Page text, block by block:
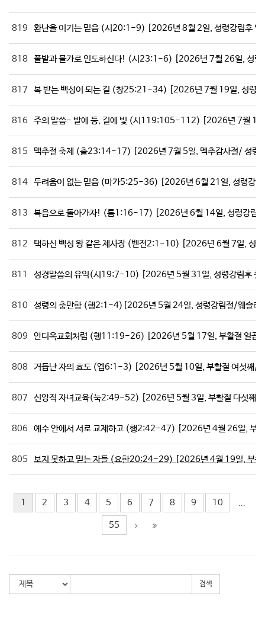
819 환난을 이기는 믿음 (시20:1-9) [2026년 8월 2일, 성령강림후 열
818 풀밭과 물가로 인도하신다! (시23:1-6) [2026년 7월 26일, 성령
817 복 받는 백성이 되는 길 (창25:21-34) [2026년 7월 19일, 성령강
816 주의 말씀- 발에 등, 길에 빛 (시119:105-112) [2026년 7월 12
815 맥추절 축제 (출23:14-17) [2026년 7월 5일, 멕추감사절/ 성령
814 두려움이 없는 믿음 (마가5:25-36) [2026년 6월 21일, 성령강림
813 복음으로 돌아가자! (롬1:16-17) [2026년 6월 14일, 성령강림
812 택하신 백성 왕 같은 제사장 (벧전2:1-10) [2026년 6월 7일, 성
811 성경말씀의 유익(시19:7-10) [2026년 5월 31일, 성령강림후 첫
810 성령의 충만함 (행2:1-4)[2026년 5월 24일, 성령강림절/웨슬리
809 안디옥교회처럼 (행11:19-26) [2026년 5월 17일, 부활절 일곱
808 거듭난 자의 효도 (엡6:1-3) [2026년 5월 10일, 부활절 여섯째/
807 신앙적 자녀교육(눅2:49-52) [2026년 5월 3일, 부활절 다섯째/
806 예수 안에서 서로 교제하고 (행2:42-47) [2026년 4월 26일, 부
805 보지 못하고 믿는 자들 (요한20:24-29) [2026년 4월 19일, 부활
1 2 3 4 5 6 7 8 9 10 ...
55
검색